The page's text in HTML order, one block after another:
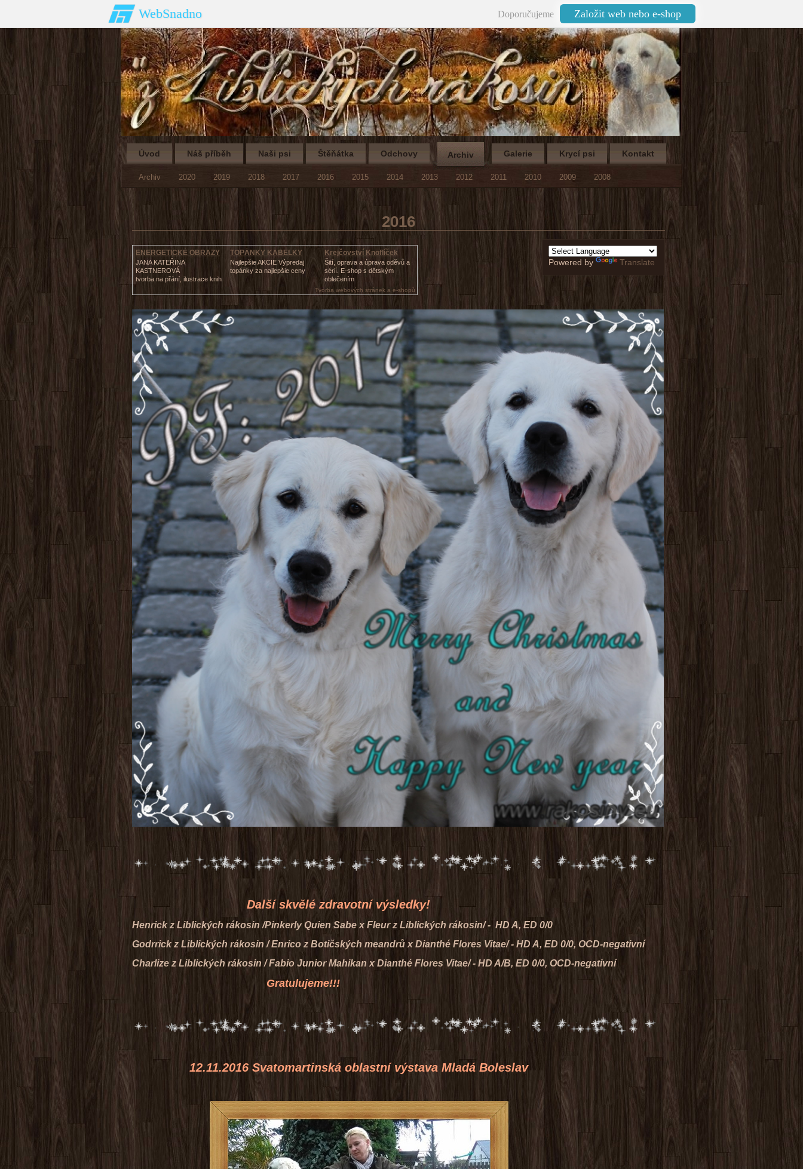
WebSnadno Doporučujeme Založit web nebo e-shop
Úvod Náš příběh Naši psi Štěňátka Odchovy Archiv Galerie Krycí psi Kontakt
Archiv 2020 2019 2018 2017 2016 2015 2014 2013 2012 2011 2010 2009 2008
2016
Powered by Translate
ENERGETICKÉ OBRAZY
JANA KATEŘINA
KASTNEROVÁ
tvorba na přání, ilustrace knih
TOPÁNKY KABELKY
Najlepšie AKCIE Výpredaj
topánky za najlepšie ceny
Krejčovství Knoflíček
Šití, oprava a úprava oděvů a
sérií. E-shop s dětským
oblečením
Tvorba webových stránek a e-shopů
Další skvělé zdravotní výsledky!
Henrick z Liblických rákosin /Pinkerly Quien Sabe x Fleur z Liblických rákosin/ - HD A, ED 0/0
Godrrick z Liblických rákosin / Enrico z Botičských meandrů x Dianthé Flores Vitae/ - HD A, ED 0/0, OCD-negativní
Charlize z Liblických rákosin / Fabio Junior Mahikan x Dianthé Flores Vitae/ - HD A/B, ED 0/0, OCD-negativní
Gratulujeme!!!
12.11.2016 Svatomartinská oblastní výstava Mladá Boleslav